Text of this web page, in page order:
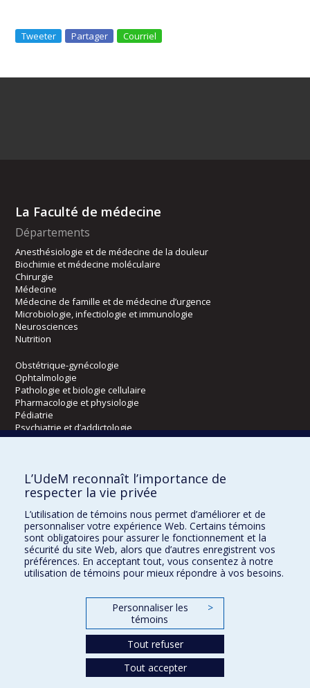
Tweeter Partager Courriel
La Faculté de médecine
Départements
Anesthésiologie et de médecine de la douleur
Biochimie et médecine moléculaire
Chirurgie
Médecine
Médecine de famille et de médecine d’urgence
Microbiologie, infectiologie et immunologie
Neurosciences
Nutrition
Obstétrique-gynécologie
Ophtalmologie
Pathologie et biologie cellulaire
Pharmacologie et physiologie
Pédiatrie
Psychiatrie et d’addictologie
Radiologie, radio-oncologie et médecine nucléaire
Écoles
Orthophonie et audiologie
Réadaptation
Directions
L’UdeM reconnaît l’importance de
respecter la vie privée
L’utilisation de témoins nous permet d’améliorer et de
personnaliser votre expérience Web. Certains témoins
sont obligatoires pour assurer le fonctionnement et la
sécurité du site Web, alors que d’autres enregistrent vos
préférences. En acceptant tout, vous consentez à notre
utilisation de témoins pour mieux répondre à vos besoins.
Personnaliser les
témoins
>
Tout refuser
Tout accepter